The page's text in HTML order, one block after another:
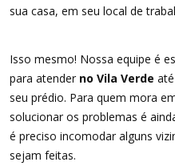
sua casa, em seu local de
Isso mesmo! Nossa equipe é
para atender no Vila Verde
seu prédio. Para quem mora
solucionar os problemas é
é preciso incomodar alguns
sejam feitas.